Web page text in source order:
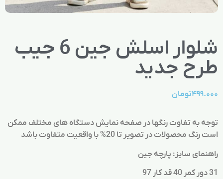
شلوار اسلش جین 6 جیب
طرح جدید
۴۹۹.۰۰۰تومان
توجه به تفاوت رنگها در صفحه نمایش دستگاه های مختلف ممکن
است رنگ محصولات در تصویر تا 20% با واقعیت متفاوت باشد
راهنمای سایز: پارچه جین
31 دور کمر 40 قد کار 97